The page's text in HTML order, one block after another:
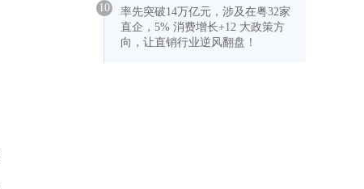
10
率先突破14万亿元，涉及在粤32家
直企，5% 消费增长+12 大政策方
向，让直销行业逆风翻盘！